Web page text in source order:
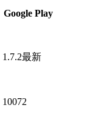
Google Play
1.7.2最新
10072